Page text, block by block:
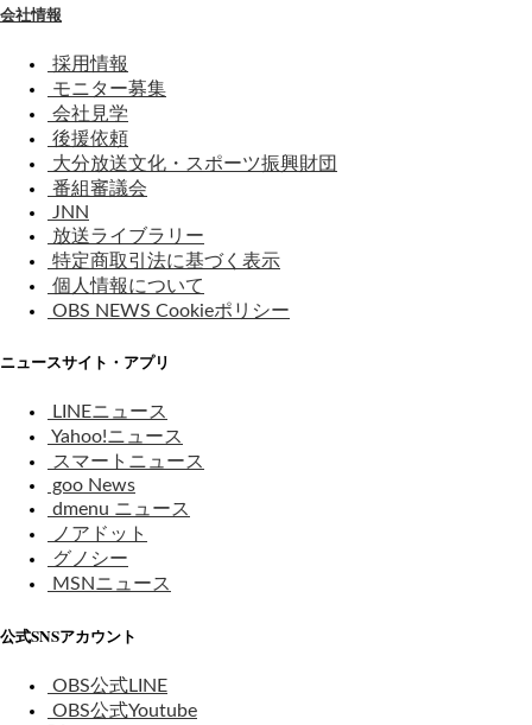
会社情報
採用情報
モニター募集
会社見学
後援依頼
大分放送文化・スポーツ振興財団
番組審議会
JNN
放送ライブラリー
特定商取引法に基づく表示
個人情報について
OBS NEWS Cookieポリシー
ニュースサイト・アプリ
LINEニュース
Yahoo!ニュース
スマートニュース
goo News
dmenu ニュース
ノアドット
グノシー
MSNニュース
公式SNSアカウント
OBS公式LINE
OBS公式Youtube